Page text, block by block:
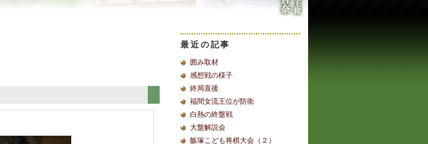
最近の記事
囲み取材
感想戦の様子
終局直後
福間女流王位が防衛
白熱の終盤戦
大盤解説会
飯塚こども将棋大会（２）